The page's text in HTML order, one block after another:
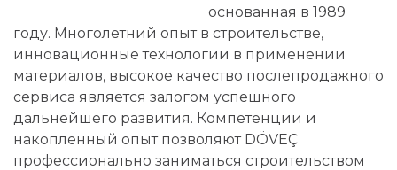
основанная в 1989
году. Многолетний опыт в строительстве,
инновационные технологии в применении
материалов, высокое качество послепродажного
сервиса является залогом успешного
дальнейшего развития. Компетенции и
накопленный опыт позволяют DÖVEÇ
профессионально заниматься строительством